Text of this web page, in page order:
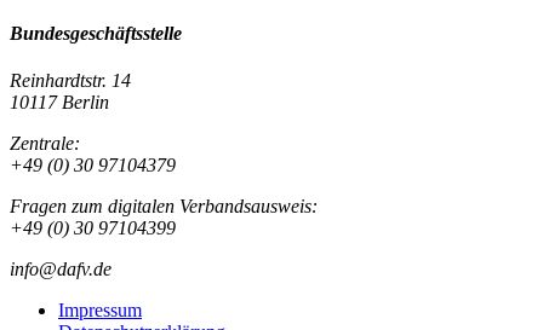
Bundesgeschäftsstelle
Reinhardtstr. 14
10117 Berlin
Zentrale:
+49 (0) 30 97104379
Fragen zum digitalen Verbandsausweis:
+49 (0) 30 97104399
info@dafv.de
Impressum